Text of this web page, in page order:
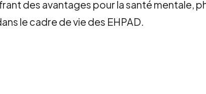
des avantages pour la santé mentale,
le cadre de vie des EHPAD.